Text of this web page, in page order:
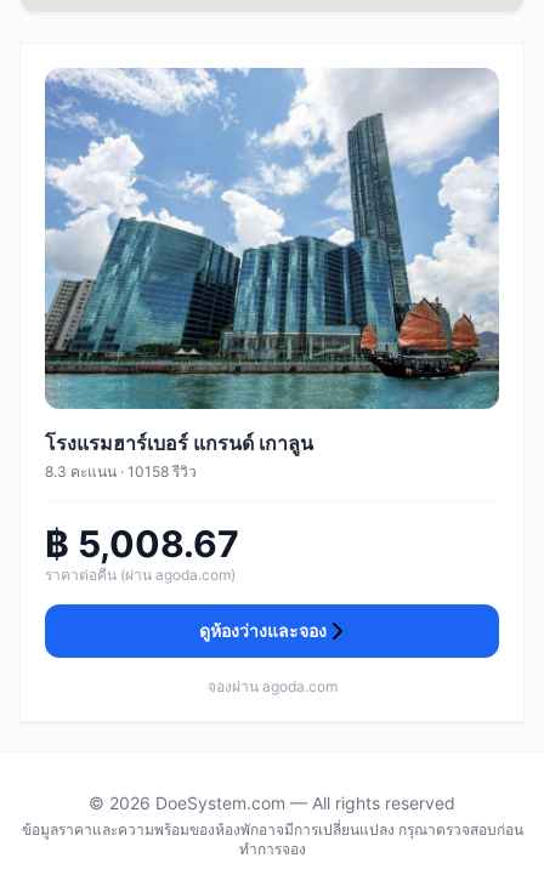
โรงแรมฮาร์เบอร์ แกรนด์ เกาลูน
8.3 คะแนน · 10158 รีวิว
฿ 5,008.67
ราคาต่อคืน (ผ่าน agoda.com)
ดูห้องว่างและจอง
จองผ่าน agoda.com
© 2026 DoeSystem.com — All rights reserved
ข้อมูลราคาและความพร้อมของห้องพักอาจมีการเปลี่ยนแปลง กรุณาตรวจสอบก่อน
ทำการจอง